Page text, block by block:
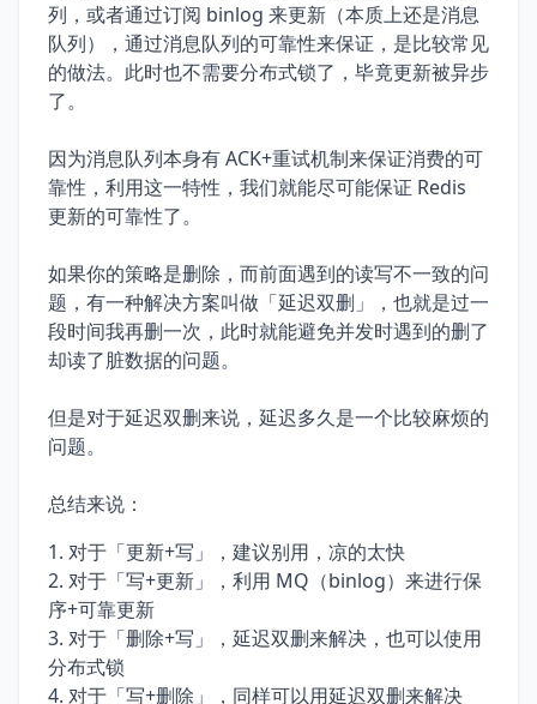
列，或者通过订阅 binlog 来更新（本质上还是消息
队列），通过消息队列的可靠性来保证，是比较常见
的做法。此时也不需要分布式锁了，毕竟更新被异步
了。
因为消息队列本身有 ACK+重试机制来保证消费的可
靠性，利用这一特性，我们就能尽可能保证 Redis
更新的可靠性了。
如果你的策略是删除，而前面遇到的读写不一致的问
题，有一种解决方案叫做「延迟双删」，也就是过一
段时间我再删一次，此时就能避免并发时遇到的删了
却读了脏数据的问题。
但是对于延迟双删来说，延迟多久是一个比较麻烦的
问题。
总结来说：
对于「更新+写」，建议别用，凉的太快
对于「写+更新」，利用 MQ（binlog）来进行保
序+可靠更新
对于「删除+写」，延迟双删来解决，也可以使用
分布式锁
对于「写+删除」，同样可以用延迟双删来解决